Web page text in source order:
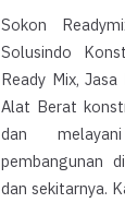
Sokon
Solusindo
Ready Mix,
Alat Berat
dan
pembangunan
dan sekitarnya.